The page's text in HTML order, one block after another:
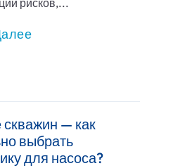
рисков,...
скважин — как
выбрать
для насоса?